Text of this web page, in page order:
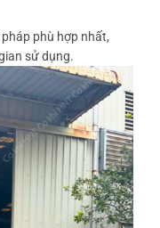
phù hợp nhất,
sử dụng.